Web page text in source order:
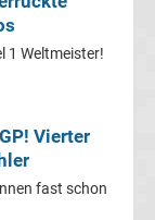
1 Weltmeister!
Vierter
fast schon